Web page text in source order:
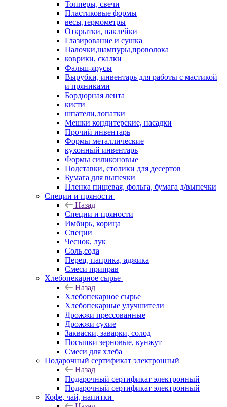
Топперы, свечи
Пластиковые формы
весы,термометры
Открытки, наклейки
Глазирование и сушка
Палочки,шампуры,проволока
коврики, скалки
Фальш-ярусы
Вырубки, инвентарь для работы с мастикой
и пряниками
Бордюрная лента
кисти
шпатели,лопатки
Мешки кондитерские, насадки
Прочий инвентарь
Формы металлические
кухонный инвентарь
Формы силиконовые
Подставки, столики для десертов
Бумага для выпечки
Пленка пищевая, фольга, бумага д/выпечки
Специи и пряности
Назад
Специи и пряности
Имбирь, корица
Специи
Чеснок, лук
Соль,сода
Перец, паприка, аджика
Смеси приправ
Хлебопекарное сырье
Назад
Хлебопекарное сырье
Хлебопекарные улучшители
Дрожжи прессованные
Дрожжи сухие
Закваски, заварки, солод
Посыпки зерновые, кунжут
Смеси для хлеба
Подарочный сертификат электронный
Назад
Подарочный сертификат электронный
Подарочный сертификат электронный
Кофе, чай, напитки